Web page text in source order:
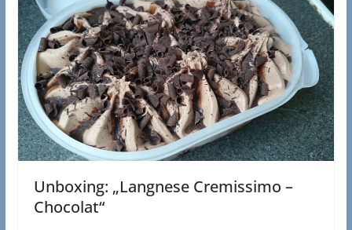
Unboxing: „Langnese Cremissimo –
Chocolat“